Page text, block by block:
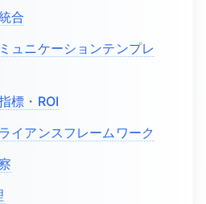
合
ュニケーションテンプレ
標・ROI
イアンスフレームワーク